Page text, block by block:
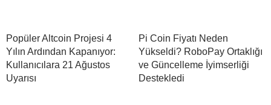
Popüler Altcoin Projesi 4
Yılın Ardından Kapanıyor:
Kullanıcılara 21 Ağustos
Uyarısı
Pi Coin Fiyatı Neden
Yükseldi? RoboPay Ortaklığı
ve Güncelleme İyimserliği
Destekledi